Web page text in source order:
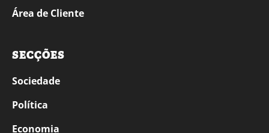
Área de Cliente
SECÇÕES
Sociedade
Política
Economia